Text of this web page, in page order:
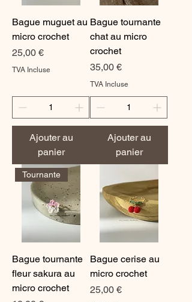
Bague muguet au
micro crochet
Prix
25,00 €
TVA Incluse
Ajouter au
panier
Bague tournante
chat au micro
crochet
Prix
35,00 €
TVA Incluse
Ajouter au
panier
Tournante
Bague tournante
fleur sakura au
micro crochet
Bague cerise au
micro crochet
Prix
25,00 €